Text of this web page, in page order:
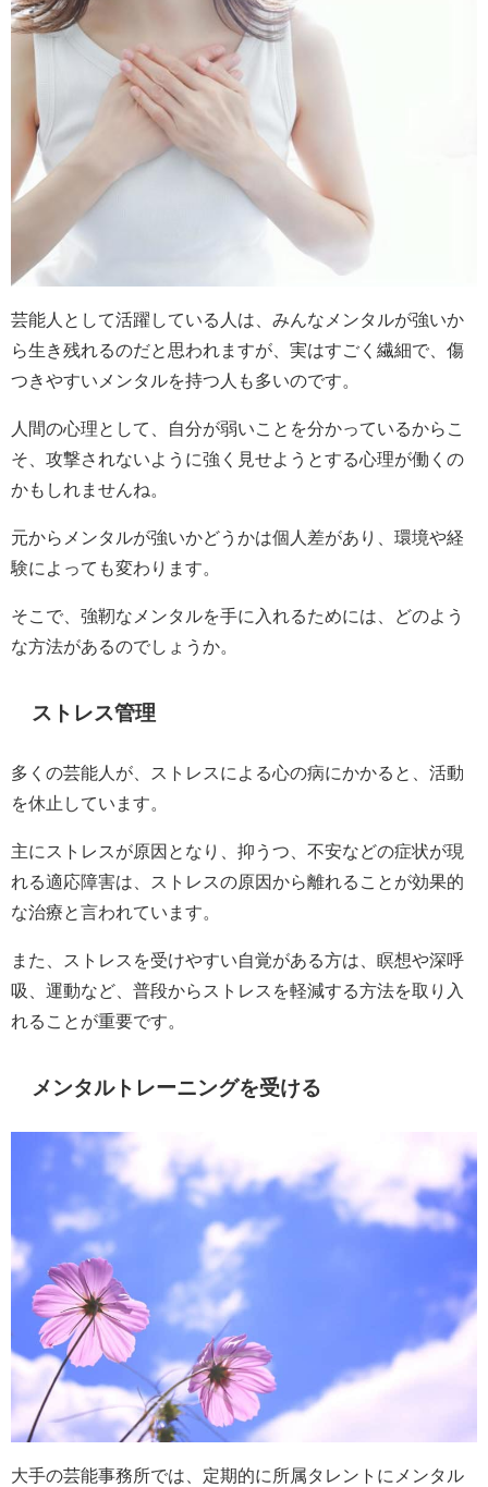
芸能人として活躍している人は、みんなメンタルが強いか
ら生き残れるのだと思われますが、実はすごく繊細で、傷
つきやすいメンタルを持つ人も多いのです。
人間の心理として、自分が弱いことを分かっているからこ
そ、攻撃されないように強く見せようとする心理が働くの
かもしれませんね。
元からメンタルが強いかどうかは個人差があり、環境や経
験によっても変わります。
そこで、強靭なメンタルを手に入れるためには、どのよう
な方法があるのでしょうか。
ストレス管理
多くの芸能人が、ストレスによる心の病にかかると、活動
を休止しています。
主にストレスが原因となり、抑うつ、不安などの症状が現
れる適応障害は、ストレスの原因から離れることが効果的
な治療と言われています。
また、ストレスを受けやすい自覚がある方は、瞑想や深呼
吸、運動など、普段からストレスを軽減する方法を取り入
れることが重要です。
メンタルトレーニングを受ける
大手の芸能事務所では、定期的に所属タレントにメンタル